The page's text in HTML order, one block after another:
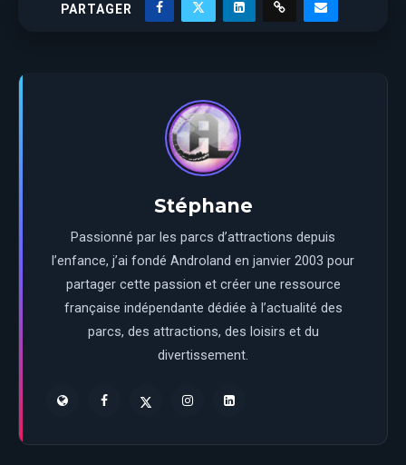
PARTAGER
Stéphane
Passionné par les parcs d’attractions depuis
l’enfance, j’ai fondé Androland en janvier 2003 pour
partager cette passion et créer une ressource
française indépendante dédiée à l’actualité des
parcs, des attractions, des loisirs et du
divertissement.